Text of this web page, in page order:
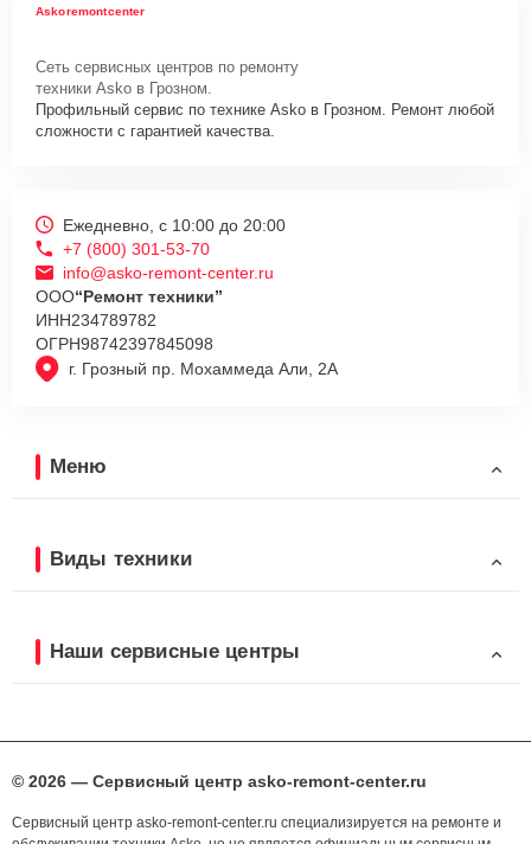
Askoremontcenter
Сеть сервисных центров по ремонту
техники Asko в Грозном.
Профильный сервис по технике Asko в Грозном. Ремонт любой
сложности с гарантией качества.
г. Грозный пр. Мохаммеда Али, 2А
Ежедневно, с 10:00 до 20:00
+7 (800) 301-53-70
info@asko-remont-center.ru
ООО“Ремонт техники”
ИНН234789782
ОГРН98742397845098
Меню
Виды техники
Наши сервисные центры
© 2026 — Сервисный центр asko-remont-center.ru
Сервисный центр asko-remont-center.ru специализируется на ремонте и